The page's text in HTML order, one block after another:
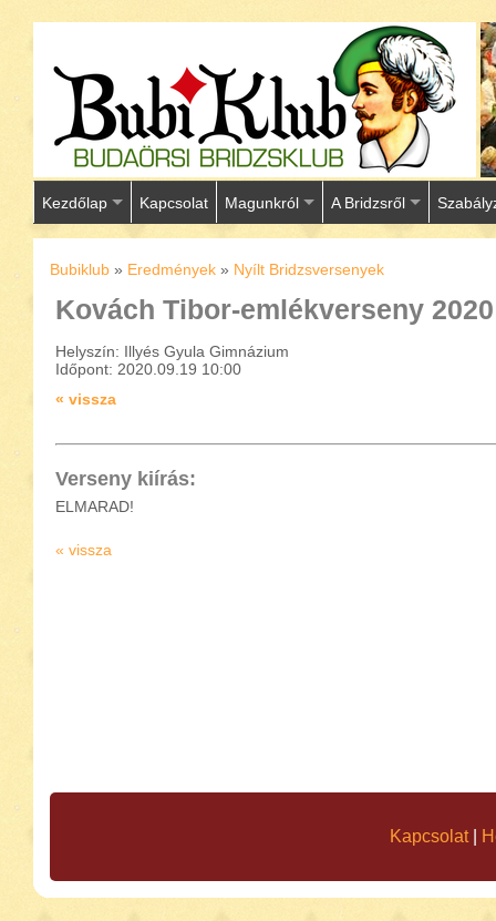
Kezdőlap Kapcsolat Magunkról A Bridzsről
Bubiklub » Eredmények » Nyílt Bridzsversenyek
Kovách Tibor-emlékverseny
Helyszín: Illyés Gyula Gimnázium
Időpont: 2020.09.19 10:00
« vissza
Verseny kiírás:
ELMARAD!
« vissza
Kapcsolat|